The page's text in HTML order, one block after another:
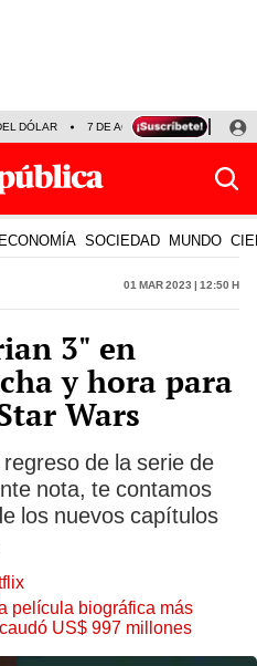
DÓLAR 7 DE AGOSTO OLLANTA
ECONOMÍA SOCIEDAD MUNDO
01 Mar 2023 | 12:50 h
3" en
y hora para
Wars
de la serie de
nota, te contamos
los nuevos capítulos
película biográfica más
US$ 997 millones